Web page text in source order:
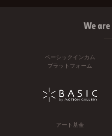
We are
ベーシックインカム
プラットフォーム
アート基金